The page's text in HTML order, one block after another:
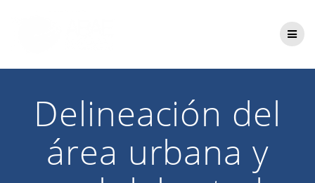
Delineación del
área urbana y